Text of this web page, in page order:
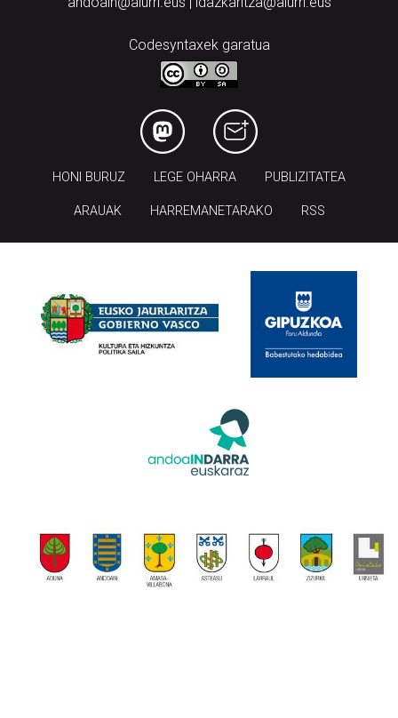
Codesyntaxek garatua
HONI BURUZ LEGE OHARRA PUBLIZITATEA
ARAUAK HARREMANETARAKO RSS